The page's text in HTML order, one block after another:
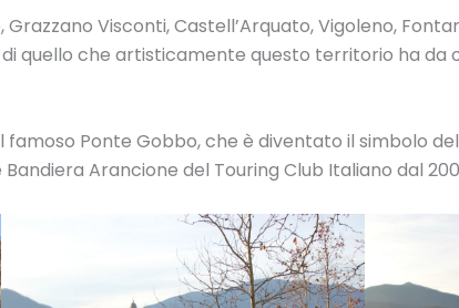
Visconti, Castell’Arquato, Vigoleno,
quello che artisticamente questo territorio ha da
Ponte Gobbo, che è diventato il simbolo
Arancione del Touring Club Italiano dal